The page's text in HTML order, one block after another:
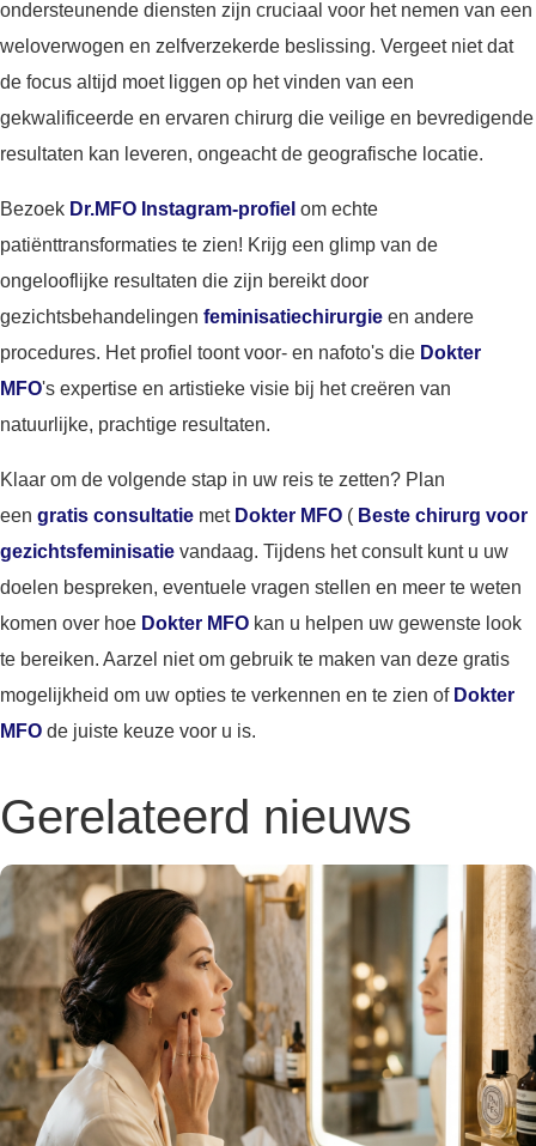
ondersteunende diensten zijn cruciaal voor het nemen van een
weloverwogen en zelfverzekerde beslissing. Vergeet niet dat
de focus altijd moet liggen op het vinden van een
gekwalificeerde en ervaren chirurg die veilige en bevredigende
resultaten kan leveren, ongeacht de geografische locatie.
Bezoek Dr.MFO Instagram-profiel om echte
patiënttransformaties te zien! Krijg een glimp van de
ongelooflijke resultaten die zijn bereikt door
gezichtsbehandelingen feminisatiechirurgie en andere
procedures. Het profiel toont voor- en nafoto's die Dokter
MFO's expertise en artistieke visie bij het creëren van
natuurlijke, prachtige resultaten.
Klaar om de volgende stap in uw reis te zetten? Plan
een gratis consultatie met Dokter MFO ( Beste chirurg voor
gezichtsfeminisatie vandaag. Tijdens het consult kunt u uw
doelen bespreken, eventuele vragen stellen en meer te weten
komen over hoe Dokter MFO kan u helpen uw gewenste look
te bereiken. Aarzel niet om gebruik te maken van deze gratis
mogelijkheid om uw opties te verkennen en te zien of Dokter
MFO de juiste keuze voor u is.
Gerelateerd nieuws